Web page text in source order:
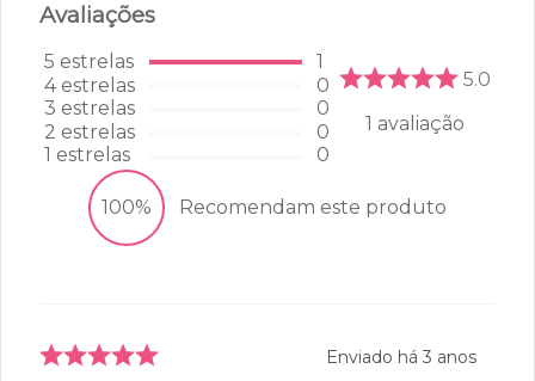
Avaliações
5 estrelas
4estrelas
3 estrelas
2 estrelas
1 estrelas
1
0
0
0
0
5.0
1 avaliação
100% Recomendam este produto
Enviado há 3 anos